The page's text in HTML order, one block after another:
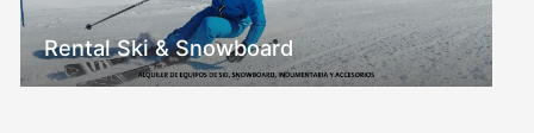
Rental Ski & Snowboard